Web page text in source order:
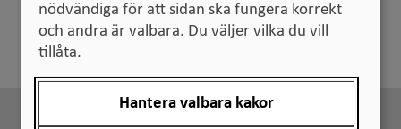
Tillbaka
nödvändiga för att sidan ska fungera korrekt
och andra är valbara. Du väljer vilka du vill
tillåta.
Hantera valbara kakor